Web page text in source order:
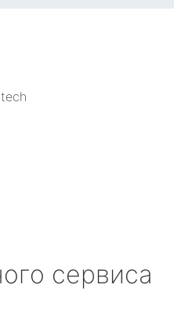
сервиса